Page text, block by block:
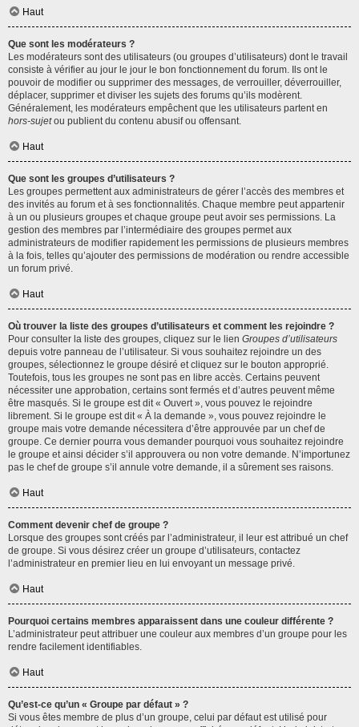
Haut
Que sont les modérateurs ?
Les modérateurs sont des utilisateurs (ou groupes d’utilisateurs) dont le travail
consiste à vérifier au jour le jour le bon fonctionnement du forum. Ils ont le
pouvoir de modifier ou supprimer des messages, de verrouiller, déverrouiller,
déplacer, supprimer et diviser les sujets des forums qu’ils modèrent.
Généralement, les modérateurs empêchent que les utilisateurs partent en
hors-sujetou publient du contenu abusif ou offensant.
Haut
Que sont les groupes d’utilisateurs ?
Les groupes permettent aux administrateurs de gérer l’accès des membres et
des invités au forum et à ses fonctionnalités. Chaque membre peut appartenir
à un ou plusieurs groupes et chaque groupe peut avoir ses permissions. La
gestion des membres par l’intermédiaire des groupes permet aux
administrateurs de modifier rapidement les permissions de plusieurs membres
à la fois, telles qu’ajouter des permissions de modération ou rendre accessible
un forum privé.
Haut
Où trouver la liste des groupes d’utilisateurs et comment les rejoindre ?
Pour consulter la liste des groupes, cliquez sur le lien Groupes d’utilisateurs
depuis votre panneau de l’utilisateur. Si vous souhaitez rejoindre un des
groupes, sélectionnez le groupe désiré et cliquez sur le bouton approprié.
Toutefois, tous les groupes ne sont pas en libre accès. Certains peuvent
nécessiter une approbation, certains sont fermés et d’autres peuvent même
être masqués. Si le groupe est dit « Ouvert », vous pouvez le rejoindre
librement. Si le groupe est dit « À la demande », vous pouvez rejoindre le
groupe mais votre demande nécessitera d’être approuvée par un chef de
groupe. Ce dernier pourra vous demander pourquoi vous souhaitez rejoindre
le groupe et ainsi décider s’il approuvera ou non votre demande. N’importunez
pas le chef de groupe s’il annule votre demande, il a sûrement ses raisons.
Haut
Comment devenir chef de groupe ?
Lorsque des groupes sont créés par l’administrateur, il leur est attribué un chef
de groupe. Si vous désirez créer un groupe d’utilisateurs, contactez
l’administrateur en premier lieu en lui envoyant un message privé.
Haut
Pourquoi certains membres apparaissent dans une couleur différente ?
L’administrateur peut attribuer une couleur aux membres d’un groupe pour les
rendre facilement identifiables.
Haut
Qu’est-ce qu’un « Groupe par défaut » ?
Si vous êtes membre de plus d’un groupe, celui par défaut est utilisé pour